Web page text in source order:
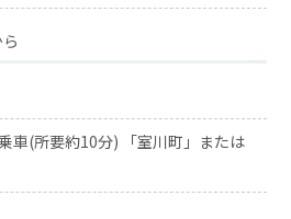
車(所要約10分) 「室川町」または